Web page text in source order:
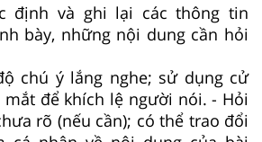
định và ghi lại các thông tin
bày, những nội dung cần hỏi
chú ý lắng nghe; sử dụng cử
mắt để khích lệ người nói. - Hỏi
rõ (nếu cần); có thể trao đổi